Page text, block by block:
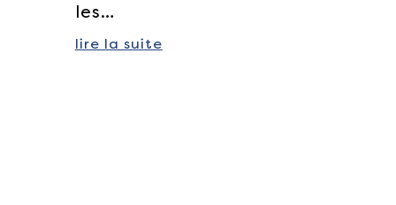
les…
lire la suite